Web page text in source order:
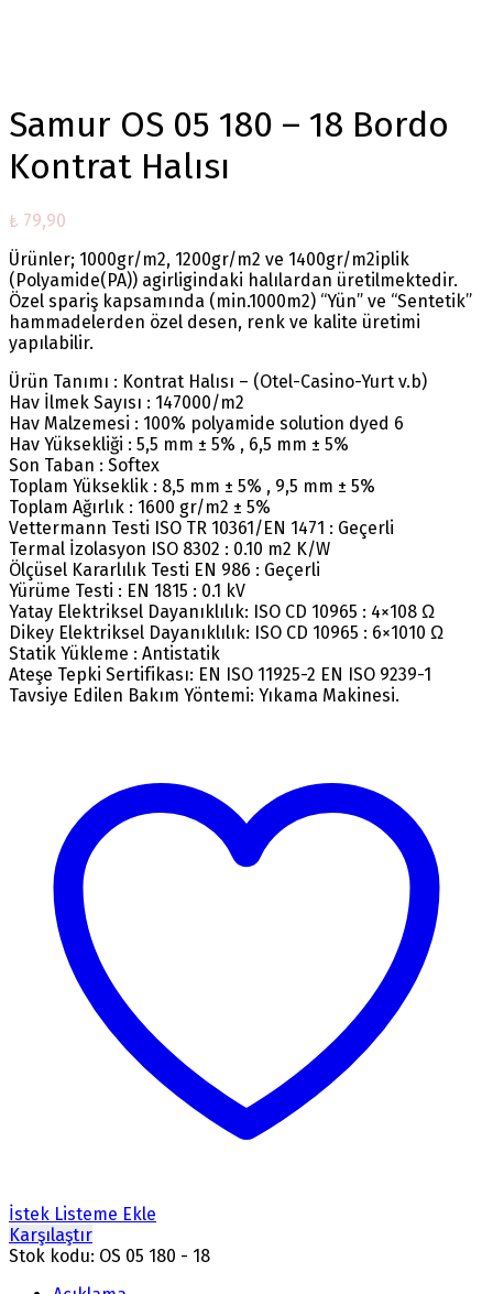
Samur OS 05 180 – 18 Bordo
Kontrat Halısı
₺ 79,90
Ürünler; 1000gr/m2, 1200gr/m2 ve 1400gr/m2iplik
(Polyamide(PA)) agirligindaki halılardan üretilmektedir.
Özel spariş kapsamında (min.1000m2) “Yün” ve “Sentetik”
hammadelerden özel desen, renk ve kalite üretimi
yapılabilir.
Ürün Tanımı : Kontrat Halısı – (Otel-Casino-Yurt v.b)
Hav İlmek Sayısı : 147000/m2
Hav Malzemesi : 100% polyamide solution dyed 6
Hav Yüksekliği : 5,5 mm ± 5% , 6,5 mm ± 5%
Son Taban : Softex
Toplam Yükseklik : 8,5 mm ± 5% , 9,5 mm ± 5%
Toplam Ağırlık : 1600 gr/m2 ± 5%
Vettermann Testi ISO TR 10361/EN 1471 : Geçerli
Termal İzolasyon ISO 8302 : 0.10 m2 K/W
Ölçüsel Kararlılık Testi EN 986 : Geçerli
Yürüme Testi : EN 1815 : 0.1 kV
Yatay Elektriksel Dayanıklılık: ISO CD 10965 : 4×108 Ω
Dikey Elektriksel Dayanıklılık: ISO CD 10965 : 6×1010 Ω
Statik Yükleme : Antistatik
Ateşe Tepki Sertifikası: EN ISO 11925-2 EN ISO 9239-1
Tavsiye Edilen Bakım Yöntemi: Yıkama Makinesi.
İstek Listeme Ekle
Karşılaştır
Stok kodu: OS 05 180 - 18